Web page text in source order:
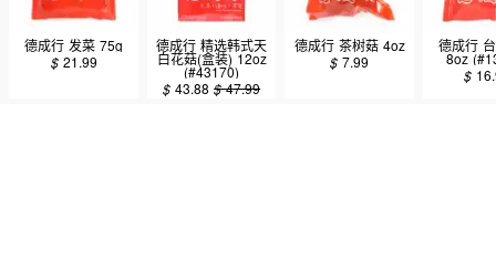
德成行 发菜 75g
$ 21.99
德成行 精选韩式天
白花菇(盒装) 12oz
(#43170)
$43.88 $47.99
德成行 茶树菇 4oz
$7.99
德成行
8oz
$